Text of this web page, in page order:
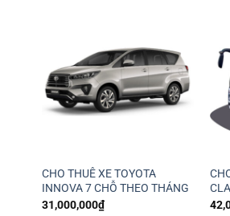
CHO THUÊ XE TOYOTA
INNOVA 7 CHỖ THEO THÁNG
31,000,000₫